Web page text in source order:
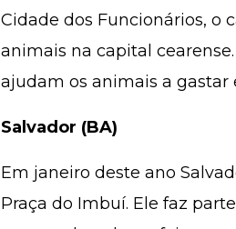
Cidade dos Funcionários, o
animais na capital
ajudam os animais a gastar
Salvador (BA)
Em janeiro deste ano
Praça do Imbuí. Ele faz